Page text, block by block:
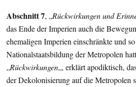
Abschnitt 7, „Rückwirkungen und
das Ende der Imperien auch die
ehemaligen Imperien einschränkte und
Nationalstaatsbildung der Metropolen
„Rückwirkungen„, erklärt apodiktisch,
der Dekolonisierung auf die Metropolen